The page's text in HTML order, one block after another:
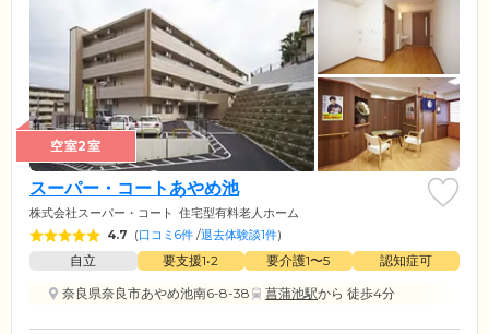
空室2室
スーパー・コートあやめ池
株式会社スーパー・コート 住宅型有料老人ホーム
4.7 (口コミ6件 /退去体験談1件)
自立 要支援1•2 要介護1〜5
認知症可
奈良県奈良市あやめ池南6-8-38
菖蒲池駅から 徒歩4分